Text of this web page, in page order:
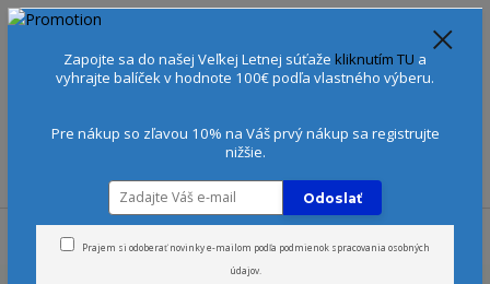
EUR
+421 905 378 103 (Po-Ne, 9-21 hod.)
Úvod Aromaterapia Aroma doplnky
Ultrazvukový aróma difuzér
TMAVÉ DREVO
Zapojte sa do našej Veľkej Letnej súťaže kliknutím TU a
vyhrajte balíček v hodnote 100€ podľa vlastného výberu.
Pre nákup so zľavou 10% na Váš prvý nákup sa registrujte
nižšie.
Odoslať
Prajem si odoberať novinky e-mailom podľa podmienok spracovania osobných
údajov.